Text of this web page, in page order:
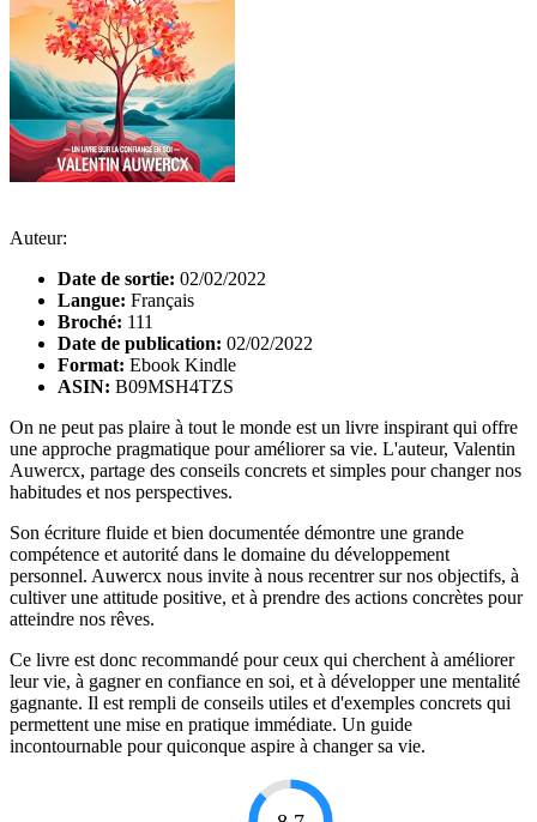
Auteur:
Date de sortie: 02/02/2022
Langue: Français
Broché: 111
Date de publication: 02/02/2022
Format: Ebook Kindle
ASIN: B09MSH4TZS
On ne peut pas plaire à tout le monde est un livre inspirant qui offre
une approche pragmatique pour améliorer sa vie. L'auteur, Valentin
Auwercx, partage des conseils concrets et simples pour changer nos
habitudes et nos perspectives.
Son écriture fluide et bien documentée démontre une grande
compétence et autorité dans le domaine du développement
personnel. Auwercx nous invite à nous recentrer sur nos objectifs, à
cultiver une attitude positive, et à prendre des actions concrètes pour
atteindre nos rêves.
Ce livre est donc recommandé pour ceux qui cherchent à améliorer
leur vie, à gagner en confiance en soi, et à développer une mentalité
gagnante. Il est rempli de conseils utiles et d'exemples concrets qui
permettent une mise en pratique immédiate. Un guide
incontournable pour quiconque aspire à changer sa vie.